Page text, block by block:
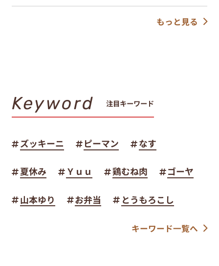
もっと見る
Keyword 注目キーワード
ズッキーニ ピーマン なす
夏休み Ｙｕｕ 鶏むね肉 ゴーヤ
山本ゆり お弁当 とうもろこし
キーワード一覧へ